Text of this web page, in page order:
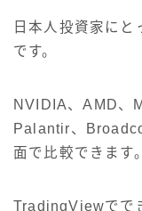
日本人投資家に
です。
NVIDIA、AMD、
Palantir、
面で比較できます。
TradingViewでで